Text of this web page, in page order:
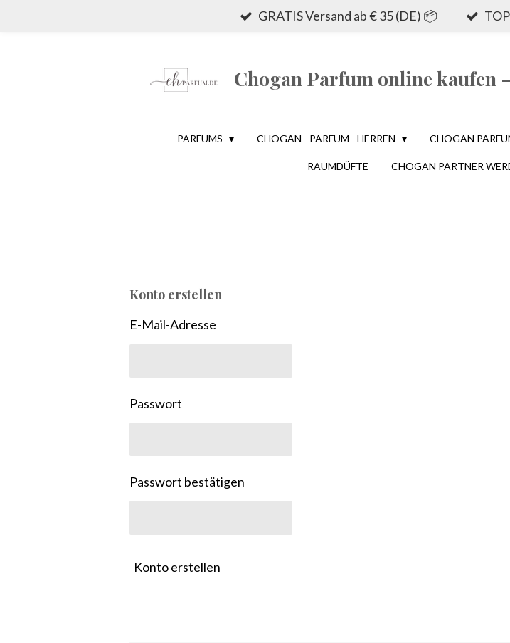
GRATIS Versand ab € 35 (DE) 📦
Chogan Parfum online kaufen
PARFUMS CHOGAN - PARFUM - HERREN CHOGAN
RAUMDÜFTE CHOGAN PARTNER
Konto erstellen
E-Mail-Adresse
Passwort
Passwort bestätigen
Konto erstellen